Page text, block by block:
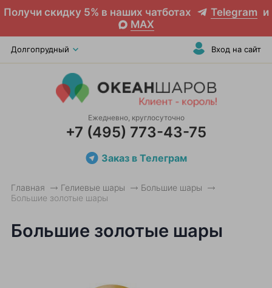
Получи скидку 5% в наших чатботах Telegram и
MAX
Долгопрудный Вход на сайт
Ежедневно, круглосуточно
+7 (495) 773-43-75
Заказ в Телеграм
Главная Гелиевые шары
Большие шары
Большие золотые шары
Большие золотые шары